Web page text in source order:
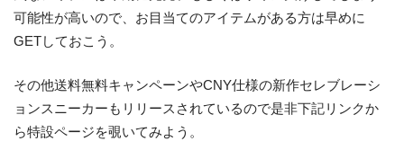
可能性が高いので、お目当てのアイテムがある方は早めに
GETしておこう。
その他送料無料キャンペーンやCNY仕様の新作セレブレーシ
ョンスニーカーもリリースされているので是非下記リンクか
ら特設ページを覗いてみよう。